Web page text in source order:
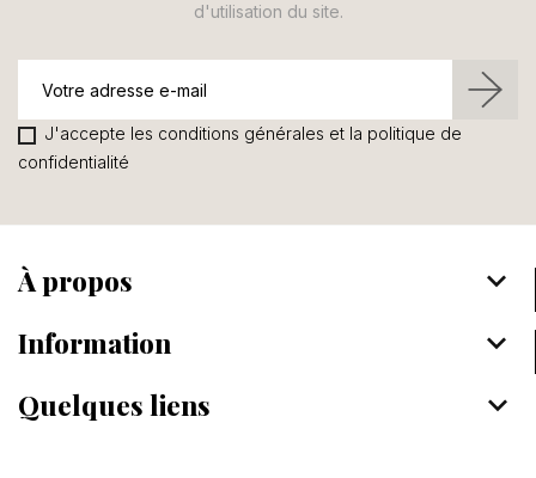
d'utilisation du site.
J'accepte les conditions générales et la politique de
confidentialité
À propos keyboard_arrow_down
Information keyboard_arrow_down
Quelques liens keyboard_arrow_down